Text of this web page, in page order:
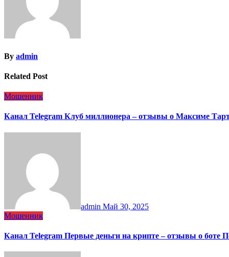
By admin
Related Post
Мошенник
Канал Telegram Клуб миллионера – отзывы о Максиме
admin Май 30, 2025
Мошенник
Канал Telegram Первые деньги на крипте – отзывы о боте